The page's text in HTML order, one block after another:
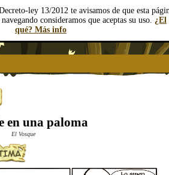
ley 13/2012 te avisamos de que esta
consideramos que aceptas su uso. ¿El
qué? Más info
en una paloma
El Vosque